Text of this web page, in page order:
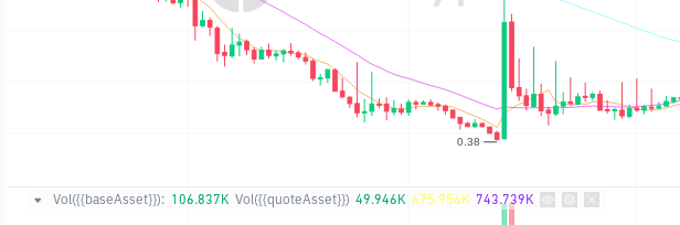
Vol({{baseAsset}}): 106.837K Vol({{quoteAsset}}) 49.946K 675.956K 743.739K